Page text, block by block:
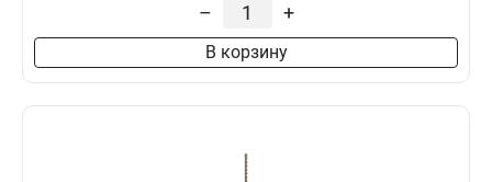
– +
В корзину